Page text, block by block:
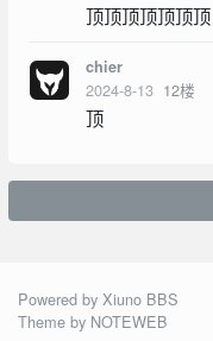
顶顶顶顶顶顶顶
chier
2024-8-13 12楼
顶
Powered by Xiuno BBS
Theme by NOTEWEB